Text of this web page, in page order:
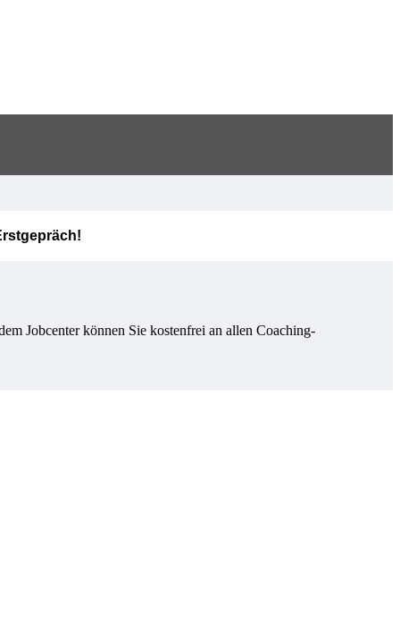
Jobcenter können Sie kostenfrei an allen Coaching-